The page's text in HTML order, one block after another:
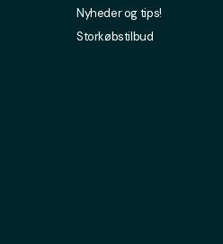
Nyheder og tips!
Storkøbstilbud